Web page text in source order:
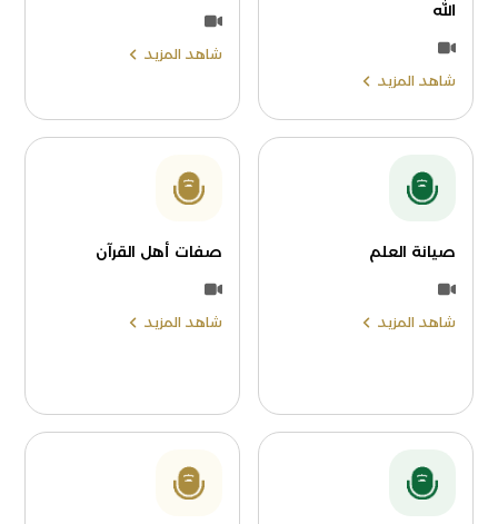
الله
شاهد المزيد
شاهد المزيد
صيانة العلم
شاهد المزيد
صفات أهل القرآن
شاهد المزيد